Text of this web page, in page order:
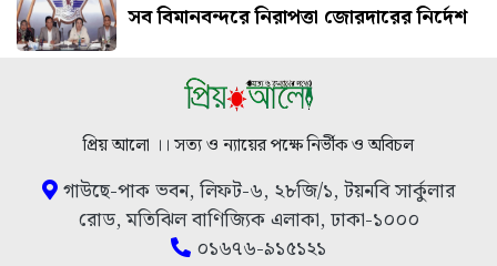
সব বিমানবন্দরে নিরাপত্তা জোরদারের নির্দেশ
প্রিয় আলো ।। সত্য ও ন্যায়ের পক্ষে নির্ভীক ও অবিচল
গাউছে-পাক ভবন, লিফট-৬, ২৮জি/১, টয়নবি সার্কুলার
রোড, মতিঝিল বাণিজ্যিক এলাকা, ঢাকা-১০০০
০১৬৭৬-৯১৫১২১